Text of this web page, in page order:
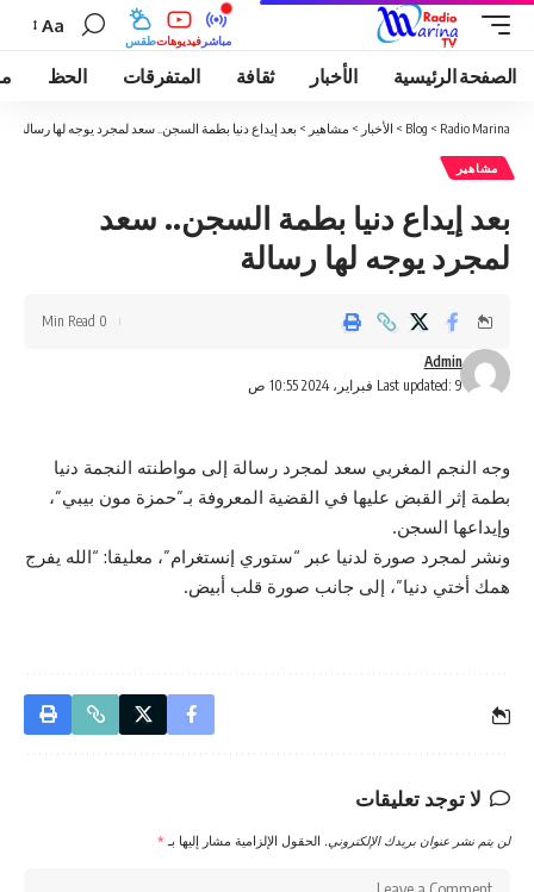
طقسفيديوهات مباشر
Aa
الصفحة الرئيسية الأخبار ثقافة المتفرقات الحظ
Radio Marina
>
Blog
> الأخبار > مشاهير > بعد إيداع دنيا بطمة السجن.. سعد لمجرد يوجه لها رسالة
مشاهير
بعد إيداع دنيا بطمة السجن.. سعد
لمجرد يوجه لها رسالة
Last updated: 9 فبراير، 2024 10:55 ص
Admin
0 Min Read
وجه النجم المغربي سعد لمجرد رسالة إلى مواطنته النجمة دنيا
بطمة إثر القبض عليها في القضية المعروفة بـ”حمزة مون بيبي”،
وإيداعها السجن.
ونشر لمجرد صورة لدنيا عبر “ستوري إنستغرام”، معليقا: “الله يفرج
همك أختي دنيا”، إلى جانب صورة قلب أبيض.
لا توجد تعليقات
لن يتم نشر عنوان بريدك الإلكتروني. الحقول الإلزامية مشار إليها بـ *